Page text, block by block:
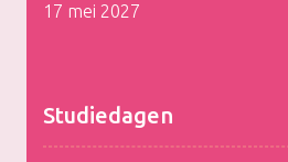
17 mei 2027
Studiedagen